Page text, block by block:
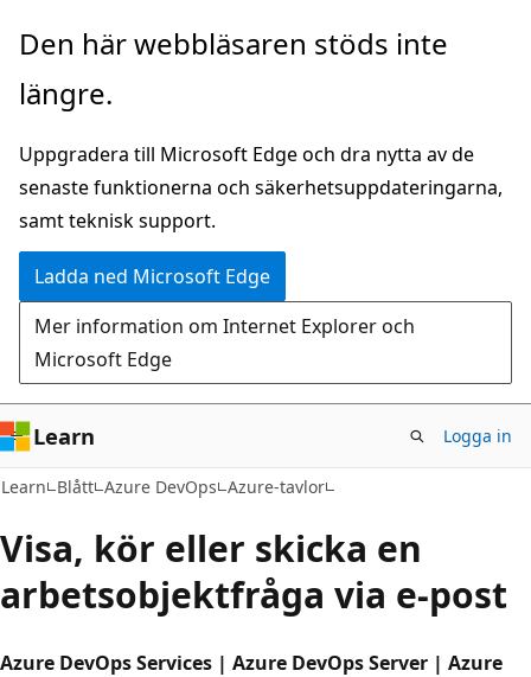
Hoppa
huvudinnehåll
Den här webbläsaren stöds inte
längre.
Uppgradera till Microsoft Edge och dra nytta av de
senaste funktionerna och säkerhetsuppdateringarna,
samt teknisk support.
Ladda ned Microsoft Edge
Mer information om Internet Explorer och
Microsoft Edge
Learn Logga in
Learn Blått Azure DevOps Azure-tavlor
Visa, kör eller skicka en
arbetsobjektfråga via e-post
Azure DevOps Services | Azure DevOps Server | Azure